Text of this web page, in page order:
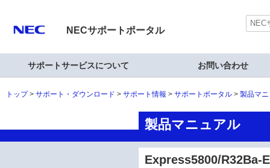
NECサポートポータル
サポートサービスについて お問い合わせ
トップ サポート・ダウンロード サポート情報 サポートポータル 製品マ
製品マニュアル
Express5800/R32Ba-